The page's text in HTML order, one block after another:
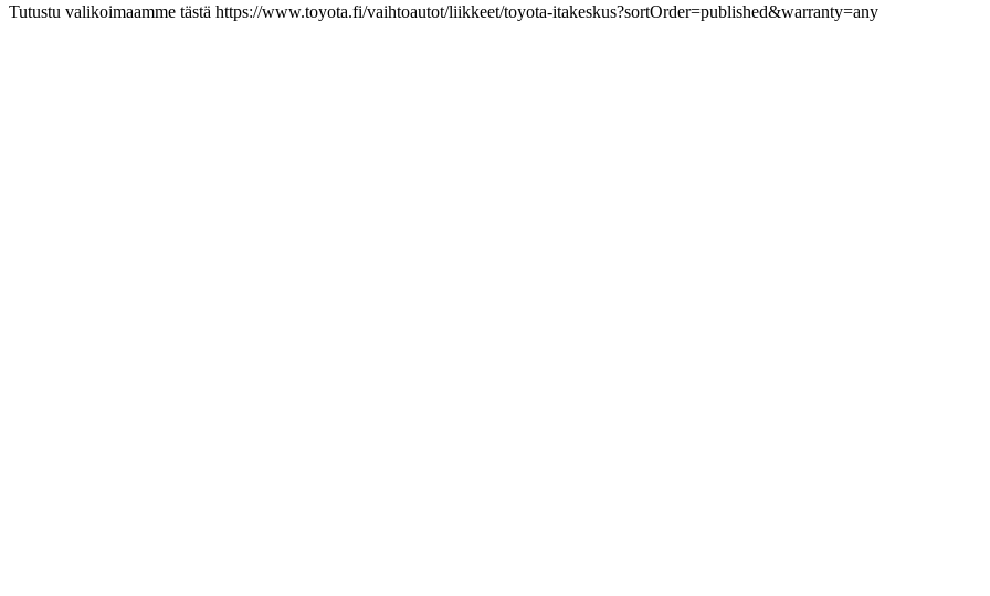
Tutustu valikoimaamme tästä https://www.toyota.fi/vaihtoautot/liikkeet/toyota-itakeskus?sortOrder=published&warranty=any